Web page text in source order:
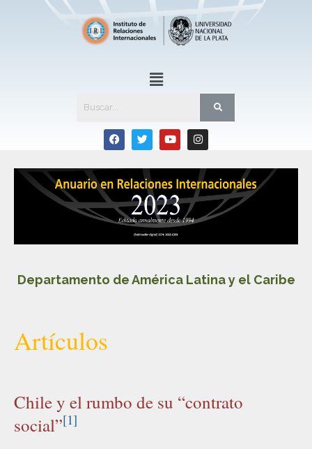
Departamento de América Latina y el Caribe
Artículos
Chile y el rumbo de su “contrato
social”[1]